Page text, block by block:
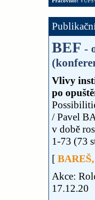
BEF -
Vlivy
po
/ Pavel
v době
1-73 (73
[
Akce:
17.12.20